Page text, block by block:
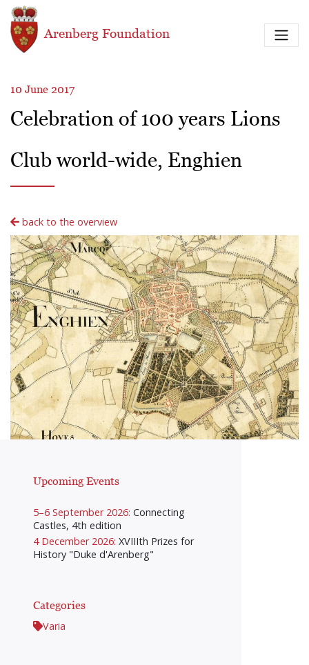
Skip to main content
Arenberg Foundation
10 June 2017
Celebration of 100 years Lions
Club world-wide, Enghien
back to the overview
Upcoming Events
5–6 September 2026: Connecting
Castles, 4th edition
4 December 2026: XVIIIth Prizes for
History "Duke d'Arenberg"
Categories
Varia